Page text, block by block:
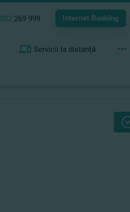
022 269 999 Internet Banking
Servicii la distanță